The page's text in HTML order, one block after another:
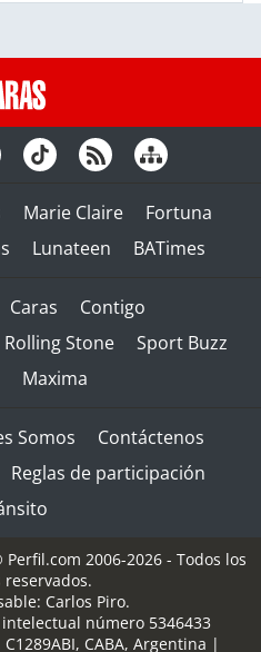
Marie Claire
Fortuna
Lunateen BATimes
Caras
Contigo
Rolling Stone
Sport Buzz
Maxima
Somos
Contáctenos
Reglas de participación
2006-2026 - Todos los
Carlos Piro.
número 5346433
C1289ABI, CABA, Argentina |